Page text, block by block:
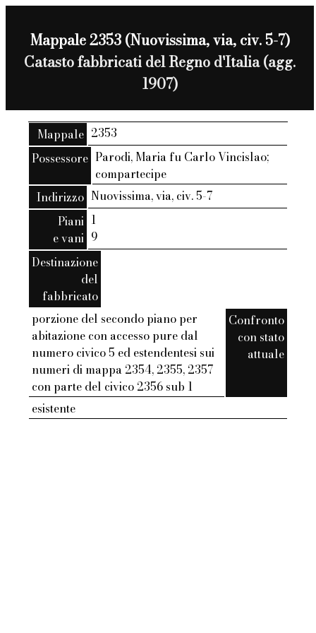
Mappale 2353 (Nuovissima, via, civ. 5-7)
Catasto fabbricati del Regno d'Italia (agg.
1907)
Mappale 2353
Possessore Parodi, Maria fu Carlo Vincislao;
compartecipe
Indirizzo Nuovissima, via, civ. 5-7
Piani
e vani
1
9
Destinazione
del
fabbricato
porzione del secondo piano per
abitazione con accesso pure dal
numero civico 5 ed estendentesi sui
numeri di mappa 2354, 2355, 2357
con parte del civico 2356 sub 1
Confronto
con stato
attuale
esistente